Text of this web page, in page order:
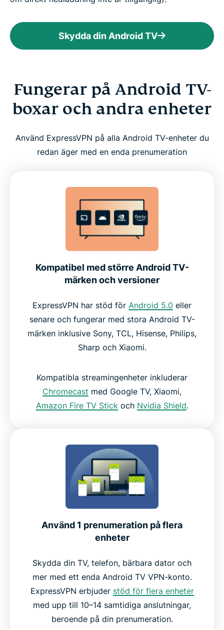
Skydda din Android TV
Fungerar på Android TV-
boxar och andra enheter
Använd ExpressVPN på alla Android TV-enheter du
redan äger med en enda prenumeration
Kompatibel med större Android TV-
märken och versioner
ExpressVPN har stöd för Android 5.0 eller
senare och fungerar med stora Android TV-
märken inklusive Sony, TCL, Hisense, Philips,
Sharp och Xiaomi.
Kompatibla streamingenheter inkluderar
Chromecast med Google TV, Xiaomi,
Amazon Fire TV Stick och Nvidia Shield.
Använd 1 prenumeration på flera
enheter
Skydda din TV, telefon, bärbara dator och
mer med ett enda Android TV VPN-konto.
ExpressVPN erbjuder stöd för flera enheter
med upp till 10–14 samtidiga anslutningar,
beroende på din prenumeration.